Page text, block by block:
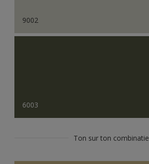
9002
6003
Ton sur ton combinatie